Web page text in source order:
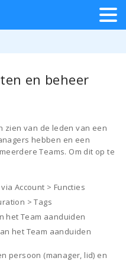
en beheer
zien van de leden van een
hebben en een
Teams. Om dit op te
Account > Functies
> Tags
het Team aanduiden
het Team aanduiden
persoon (manager, lid) en